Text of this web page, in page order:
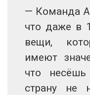
— Команда
что даже в
вещи,
имеют
что несёшь
страну не